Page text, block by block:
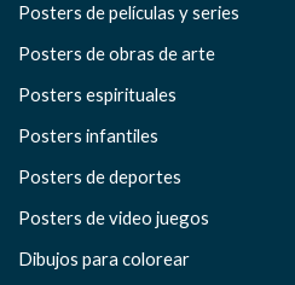
Posters de películas y series
Posters de obras de arte
Posters espirituales
Posters infantiles
Posters de deportes
Posters de video juegos
Dibujos para colorear